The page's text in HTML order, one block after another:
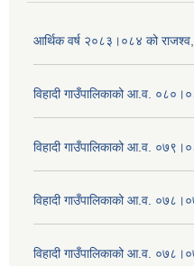
आर्थिक वर्ष २०८३।०८४ को
विहादी गाउँपालिकाको आ.व.
विहादी गाउँपालिकाको आ.व.
विहादी गाउँपालिकाको आ.व.
विहादी गाउँपालिकाको आ.व.